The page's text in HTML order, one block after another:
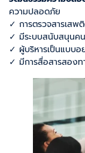
ความปลอดภัย
✓ การตรวจสารเส
✓ มีระบบสนับสนุนคน
✓ ผู้บริหารเป็นแบบอ
✓ มีการสื่อสารสอง